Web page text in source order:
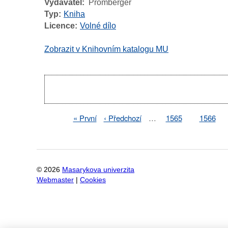
Vydavatel
Promberger
Typ
Kniha
Licence Volné dílo
Zobrazit v Knihovním katalogu MU
First
« První
Previous
‹ Předchozí … Page
1565 Page
1566
© 2026 Masarykova univerzita
Webmaster
Cookies